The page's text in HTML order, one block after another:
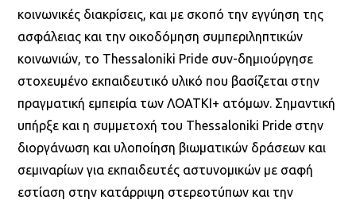
κοινωνικές διακρίσεις, και με σκοπό την εγγύηση της
ασφάλειας και την οικοδόμηση συμπεριληπτικών
κοινωνιών, το Thessaloniki Pride συν-δημιούργησε
στοχευμένο εκπαιδευτικό υλικό που βασίζεται στην
πραγματική εμπειρία των ΛΟΑΤΚΙ+ ατόμων. Σημαντική
υπήρξε και η συμμετοχή του Thessaloniki Pride στην
διοργάνωση και υλοποίηση βιωματικών δράσεων και
σεμιναρίων για εκπαιδευτές αστυνομικών με σαφή
εστίαση στην κατάρριψη στερεοτύπων και την